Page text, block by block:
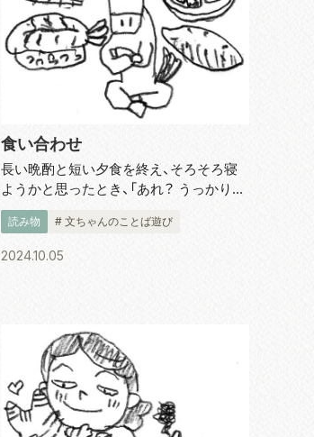
食い合わせ
長い晩酌と短い夕食を終え、そろそろ寝
ようかと思ったとき、「あれ？ うっかりし
て鰻と梅干しを食っちゃった」というこ
とに気づきました。冷酒をコップで二杯、
つまみにはゼイタクにも冷凍してあった
読み物 # 文ちゃんのことば遊び
2024.10.05